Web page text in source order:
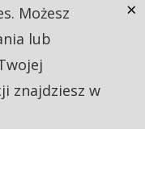
Możesz
lub
znajdziesz w
×